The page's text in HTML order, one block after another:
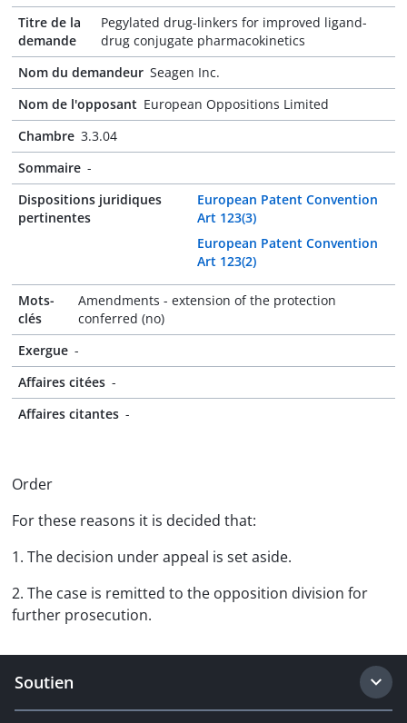
Titre de la
demande
Pegylated drug-linkers for improved ligand-
drug conjugate pharmacokinetics
Nom du demandeur Seagen Inc.
Nom de l'opposant European Oppositions Limited
Chambre 3.3.04
Sommaire -
Dispositions juridiques
pertinentes
European Patent Convention
Art 123(3)
European Patent Convention
Art 123(2)
Mots-
clés
Amendments - extension of the protection
conferred (no)
Exergue -
Affaires citées -
Affaires citantes -
Order
For these reasons it is decided that:
1. The decision under appeal is set aside.
2. The case is remitted to the opposition division for
further prosecution.
Soutien